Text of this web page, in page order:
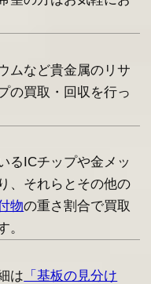
ムなど貴金属のリサ
の買取・回収を行っ
るICチップや金メッ
、それらとその他の
物の重さ割合で買取
。
は 「基板の見分け